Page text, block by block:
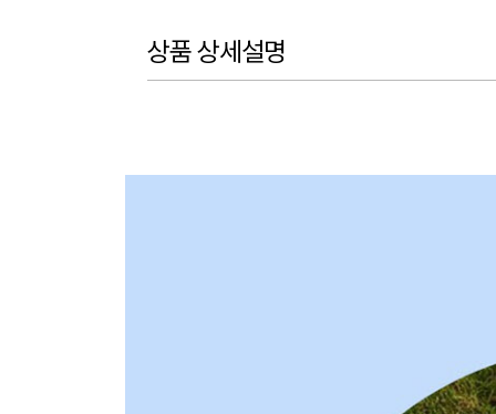
상품 상세설명